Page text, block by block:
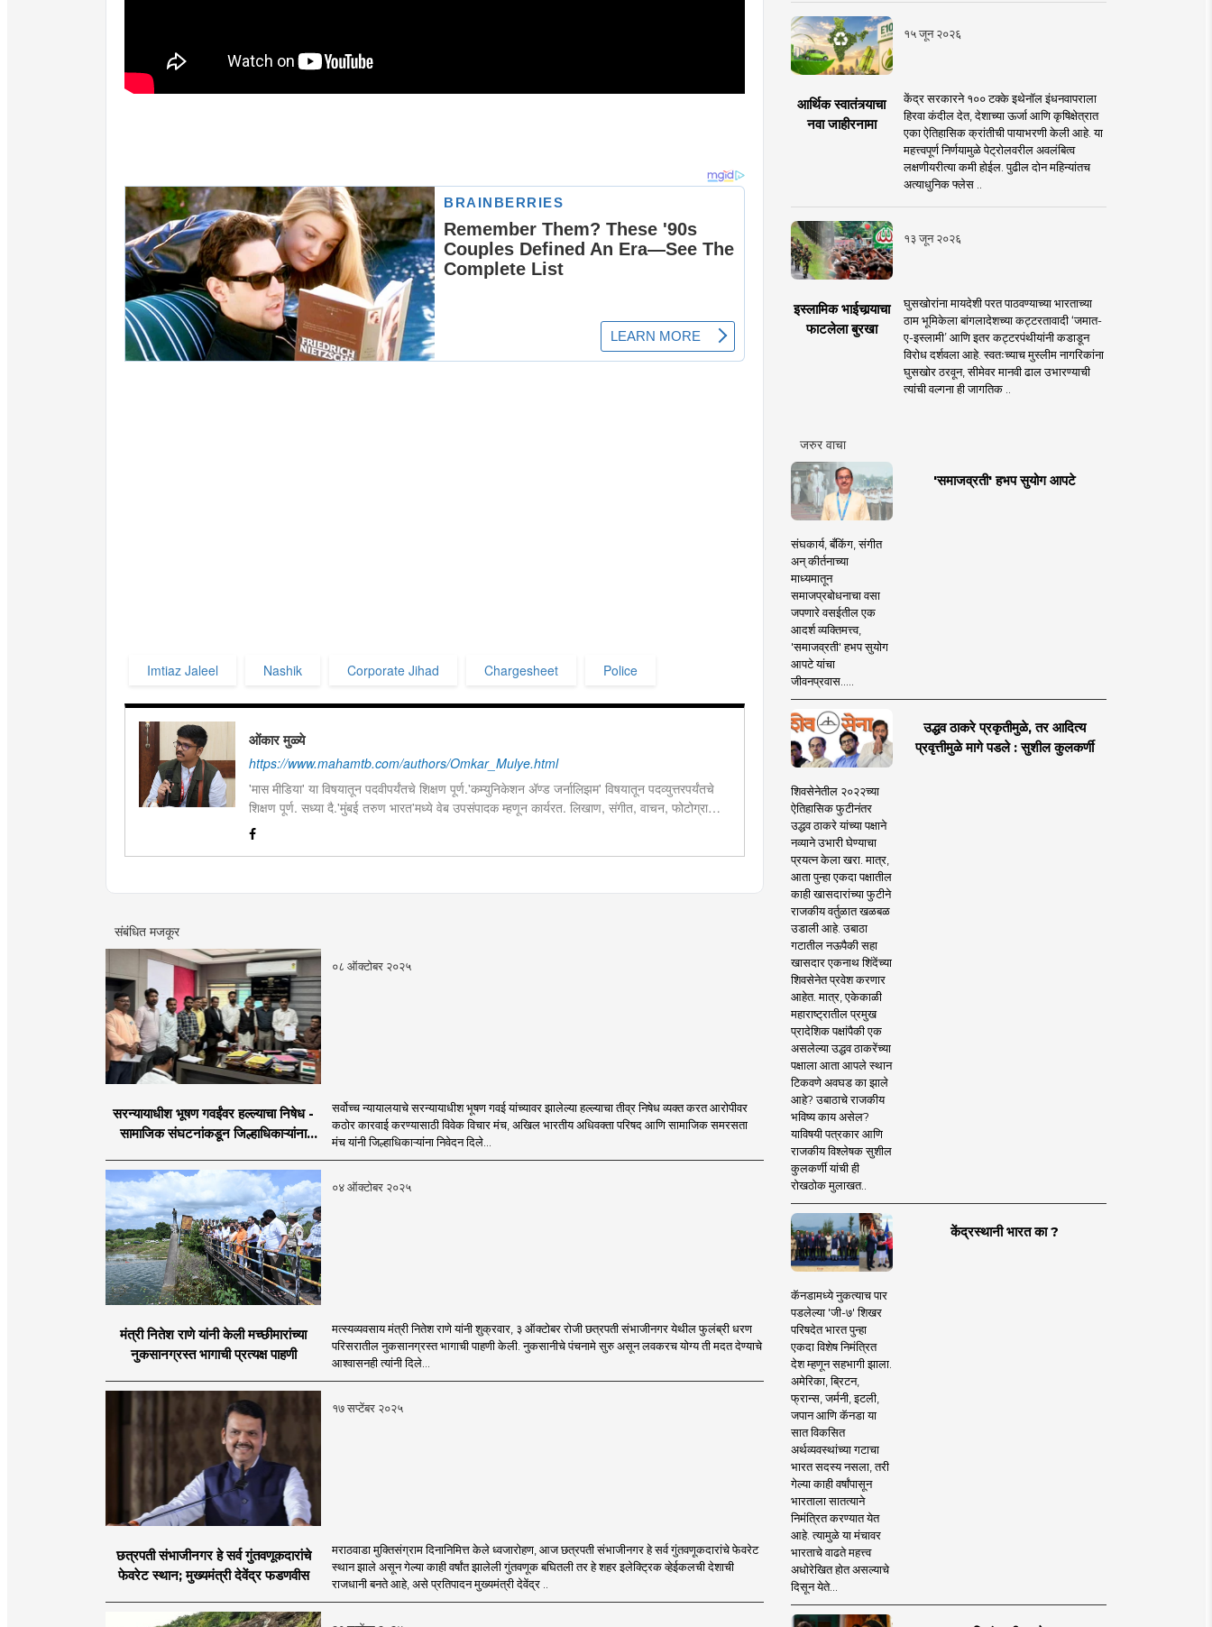
Imtiaz Jaleel Nashik Corporate Jihad Chargesheet Police
ओंकार मुळ्ये
https://www.mahamtb.com/authors/Omkar_Mulye.html
'मास मीडिया' या विषयातून पदवीपर्यंतचे शिक्षण पूर्ण.'कम्युनिकेशन ॲण्ड जर्नालिझम' विषयातून पदव्युत्तरपर्यंतचे
शिक्षण पूर्ण. सध्या दै.'मुंबई तरुण भारत'मध्ये वेब उपसंपादक म्हणून कार्यरत. लिखाण, संगीत, वाचन, फोटोग्राफी,
इ.ची आवड.लिवोग्राफी भाषाशैलीत विशेष प्रावीण्य.बालपणापासून रा.स्व.संघाचा स्वयंसेवक
संबंधित मजकूर
०८ ऑक्टोबर २०२५
सरन्यायाधीश भूषण गवईंवर हल्ल्याचा निषेध -
सामाजिक संघटनांकडून जिल्हाधिकाऱ्यांना
सर्वोच्च न्यायालयाचे सरन्यायाधीश भूषण गवई यांच्यावर झालेल्या हल्ल्याचा तीव्र निषेध व्यक्त करत आरोपीवर
कठोर कारवाई करण्यासाठी विवेक विचार मंच, अखिल भारतीय अधिवक्ता परिषद आणि सामाजिक समरसता
मंच यांनी जिल्हाधिकाऱ्यांना निवेदन दिले...
०४ ऑक्टोबर २०२५
मंत्री नितेश राणे यांनी केली मच्छीमारांच्या
नुकसानग्रस्त भागाची प्रत्यक्ष पाहणी
मत्स्यव्यवसाय मंत्री नितेश राणे यांनी शुक्रवार, ३ ऑक्टोबर रोजी छत्रपती संभाजीनगर येथील फुलंब्री धरण
परिसरातील नुकसानग्रस्त भागाची पाहणी केली. नुकसानीचे पंचनामे सुरु असून लवकरच योग्य ती मदत देण्याचे
आश्वासनही त्यांनी दिले...
१७ सप्टेंबर २०२५
छत्रपती संभाजीनगर हे सर्व गुंतवणूकदारांचे
फेवरेट स्थान; मुख्यमंत्री देवेंद्र फडणवीस
मराठवाडा मुक्तिसंग्राम दिनानिमित्त केले ध्वजारोहण, आज छत्रपती संभाजीनगर हे सर्व गुंतवणूकदारांचे फेवरेट
स्थान झाले असून गेल्या काही वर्षांत झालेली गुंतवणूक बघितली तर हे शहर इलेक्ट्रिक व्हेईकलची देशाची
राजधानी बनते आहे, असे प्रतिपादन मुख्यमंत्री देवेंद्र ..
१५ जून २०२६
आर्थिक स्वातंत्र्याचा
नवा जाहीरनामा
केंद्र सरकारने १०० टक्के इथेनॉल इंधनवापराला
हिरवा कंदील देत, देशाच्या ऊर्जा आणि कृषिक्षेत्रात
एका ऐतिहासिक क्रांतीची पायाभरणी केली आहे. या
महत्त्वपूर्ण निर्णयामुळे पेट्रोलवरील अवलंबित्व
लक्षणीयरीत्या कमी होईल. पुढील दोन महिन्यांतच
अत्याधुनिक फ्लेस ..
१३ जून २०२६
इस्लामिक भाईचार्‍याचा
फाटलेला बुरखा
घुसखोरांना मायदेशी परत पाठवण्याच्या भारताच्या
ठाम भूमिकेला बांगलादेशच्या कट्टरतावादी ‘जमात-
ए-इस्लामी’ आणि इतर कट्टरपंथीयांनी कडाडून
विरोध दर्शवला आहे. स्वतःच्याच मुस्लीम नागरिकांना
घुसखोर ठरवून, सीमेवर मानवी ढाल उभारण्याची
त्यांची वल्गना ही जागतिक ..
जरुर वाचा
'समाजव्रती' हभप सुयोग आपटे
संघकार्य, बँकिंग, संगीत
अन् कीर्तनाच्या
माध्यमातून
समाजप्रबोधनाचा वसा
जपणारे वसईतील एक
आदर्श व्यक्तिमत्त्व,
'समाजव्रती' हभप सुयोग
आपटे यांचा
जीवनप्रवास.....
उद्धव ठाकरे प्रकृतीमुळे, तर आदित्य
प्रवृत्तीमुळे मागे पडले : सुशील कुलकर्णी
शिवसेनेतील २०२२च्या
ऐतिहासिक फुटीनंतर
उद्धव ठाकरे यांच्या पक्षाने
नव्याने उभारी घेण्याचा
प्रयत्न केला खरा. मात्र,
आता पुन्हा एकदा पक्षातील
काही खासदारांच्या फुटीने
राजकीय वर्तुळात खळबळ
उडाली आहे. उबाठा
गटातील नऊपैकी सहा
खासदार एकनाथ शिंदेंच्या
शिवसेनेत प्रवेश करणार
आहेत. मात्र, एकेकाळी
महाराष्ट्रातील प्रमुख
प्रादेशिक पक्षांपैकी एक
असलेल्या उद्धव ठाकरेंच्या
पक्षाला आता आपले स्थान
टिकवणे अवघड का झाले
आहे? उबाठाचे राजकीय
भविष्य काय असेल?
याविषयी पत्रकार आणि
राजकीय विश्लेषक सुशील
कुलकर्णी यांची ही
रोखठोक मुलाखत..
केंद्रस्थानी भारत का ?
कॅनडामध्ये नुकत्याच पार
पडलेल्या 'जी-७' शिखर
परिषदेत भारत पुन्हा
एकदा विशेष निमंत्रित
देश म्हणून सहभागी झाला.
अमेरिका, ब्रिटन,
फ्रान्स, जर्मनी, इटली,
जपान आणि कॅनडा या
सात विकसित
अर्थव्यवस्थांच्या गटाचा
भारत सदस्य नसला, तरी
गेल्या काही वर्षांपासून
भारताला सातत्याने
निमंत्रित करण्यात येत
आहे. त्यामुळे या मंचावर
भारताचे वाढते महत्त्व
अधोरेखित होत असल्याचे
दिसून येते...